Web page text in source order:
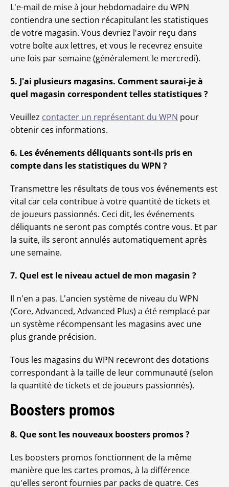
L'e-mail de mise à jour hebdomadaire du WPN
contiendra une section récapitulant les statistiques
de votre magasin. Vous devriez l'avoir reçu dans
votre boîte aux lettres, et vous le recevrez ensuite
une fois par semaine (généralement le mercredi).
5. J'ai plusieurs magasins. Comment saurai-je à
quel magasin correspondent telles statistiques ?
Veuillez contacter un représentant du WPN pour
obtenir ces informations.
6. Les événements déliquants sont-ils pris en
compte dans les statistiques du WPN ?
Transmettre les résultats de tous vos événements est
vital car cela contribue à votre quantité de tickets et
de joueurs passionnés. Ceci dit, les événements
déliquants ne seront pas comptés contre vous. Et par
la suite, ils seront annulés automatiquement après
une semaine.
7. Quel est le niveau actuel de mon magasin ?
Il n'en a pas. L'ancien système de niveau du WPN
(Core, Advanced, Advanced Plus) a été remplacé par
un système récompensant les magasins avec une
plus grande précision.
Tous les magasins du WPN recevront des dotations
correspondant à la taille de leur communauté (selon
la quantité de tickets et de joueurs passionnés).
Boosters promos
8. Que sont les nouveaux boosters promos ?
Les boosters promos fonctionnent de la même
manière que les cartes promos, à la différence
qu'elles seront fournies par packs de quatre. Ces